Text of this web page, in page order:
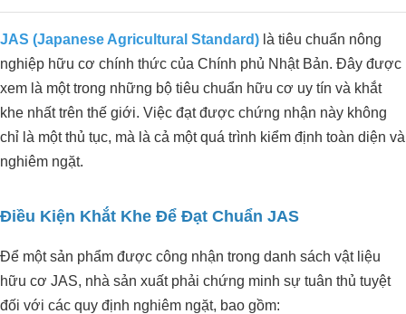
JAS (Japanese Agricultural Standard) là tiêu chuẩn nông
nghiệp hữu cơ chính thức của Chính phủ Nhật Bản. Đây được
xem là một trong những bộ tiêu chuẩn hữu cơ uy tín và khắt
khe nhất trên thế giới. Việc đạt được chứng nhận này không
chỉ là một thủ tục, mà là cả một quá trình kiểm định toàn diện và
nghiêm ngặt.
Điều Kiện Khắt Khe Để Đạt Chuẩn JAS
Để một sản phẩm được công nhận trong danh sách vật liệu
hữu cơ JAS, nhà sản xuất phải chứng minh sự tuân thủ tuyệt
đối với các quy định nghiêm ngặt, bao gồm: